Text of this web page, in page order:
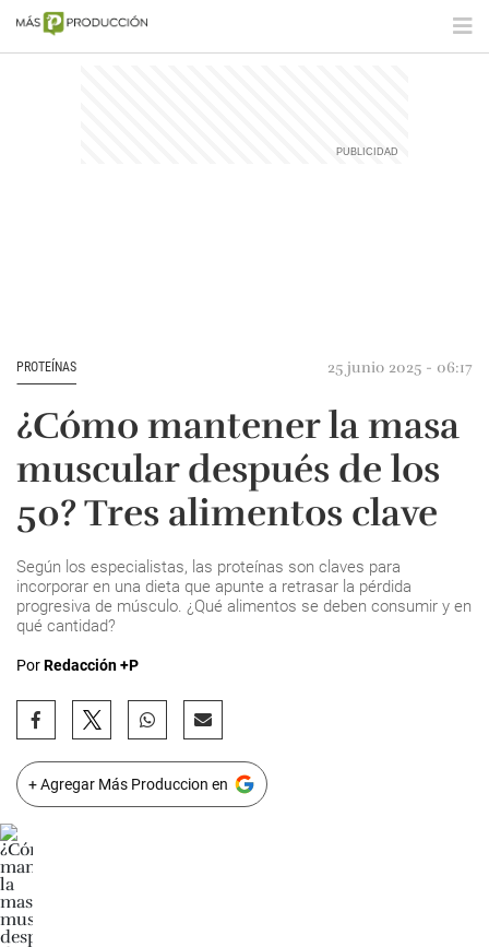
PROTEÍNAS 25 junio 2025 - 06:17
¿Cómo mantener la masa
muscular después de los
50? Tres alimentos clave
Según los especialistas, las proteínas son claves para
incorporar en una dieta que apunte a retrasar la pérdida
progresiva de músculo. ¿Qué alimentos se deben consumir y en
qué cantidad?
PorRedacción +P
+ Agregar Más Produccion en